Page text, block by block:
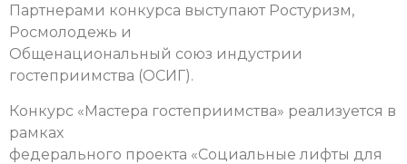
Партнерами конкурса выступают Ростуризм,
Росмолодежь и
Общенациональный союз индустрии
гостеприимства (ОСИГ).
Конкурс «Мастера гостеприимства» реализуется в
рамках
федерального проекта «Социальные лифты для